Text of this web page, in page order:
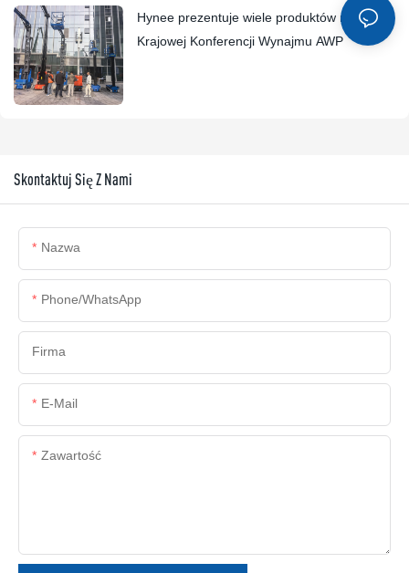
Hynee prezentuje wiele produktów na 10.
Krajowej Konferencji Wynajmu AWP
Skontaktuj Się Z Nami
Nazwa
Phone/whatsApp
Firma
E-Mail
Zawartość